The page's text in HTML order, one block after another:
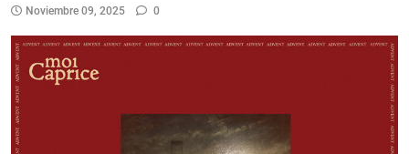
Noviembre 09, 2025 0